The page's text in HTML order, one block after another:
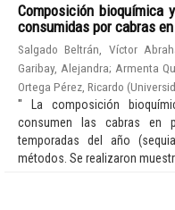
Composición bioquímica
consumidas por cabras
Salgado Beltrán, Víctor
Garibay, Alejandra; Armenta
Ortega Pérez, Ricardo (
" La composición
consumen las cabras en
temporadas del año
métodos. Se realizaron